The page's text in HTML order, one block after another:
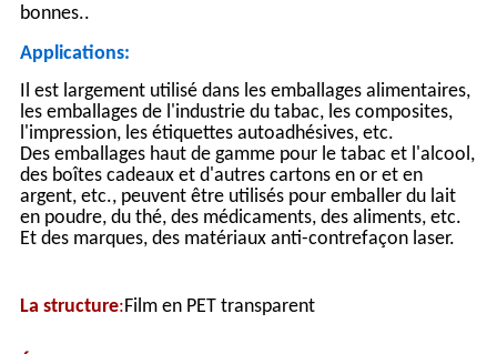
bonnes..
Applications:
Il est largement utilisé dans les emballages alimentaires,
les emballages de l'industrie du tabac, les composites,
l'impression, les étiquettes autoadhésives, etc.
Des emballages haut de gamme pour le tabac et l'alcool,
des boîtes cadeaux et d'autres cartons en or et en
argent, etc., peuvent être utilisés pour emballer du lait
en poudre, du thé, des médicaments, des aliments, etc.
Et des marques, des matériaux anti-contrefaçon laser.
La structure:Film en PET transparent